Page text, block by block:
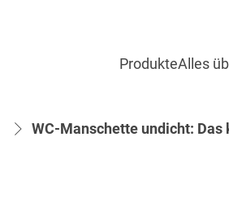
ProdukteAlles
WC-Manschette undicht: Das